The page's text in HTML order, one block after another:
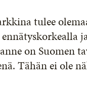
tulee
on Suomen
Tähän ei ole